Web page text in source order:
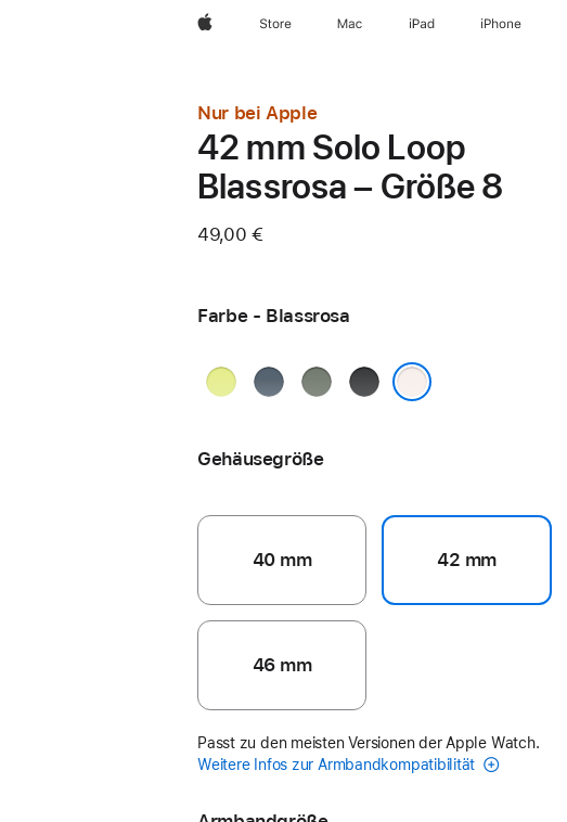
Apple Store Mac iPad iPhone
Nur bei Apple
42 mm Solo Loop
Blassrosa – Größe 8
49,00 €
Farbe - Blassrosa
NeongelbMaritimblauGrüngrauSchwarz
Gehäusegröße
40 mm 42 mm
46 mm
Passt zu den meisten Versionen der Apple Watch.
Weitere Infos zur Armbandkompatibilität